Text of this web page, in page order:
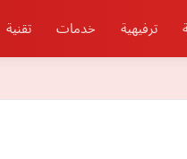
ترفيهية خدمات تقنية